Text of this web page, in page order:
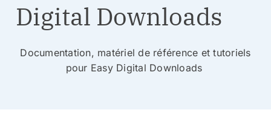
Digital Downloads
Documentation, matériel de référence et tutoriels
pour Easy Digital Downloads